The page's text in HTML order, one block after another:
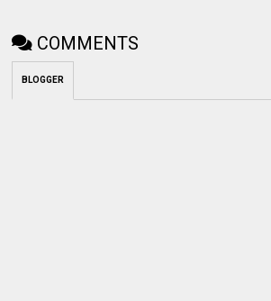
COMMENTS
BLOGGER